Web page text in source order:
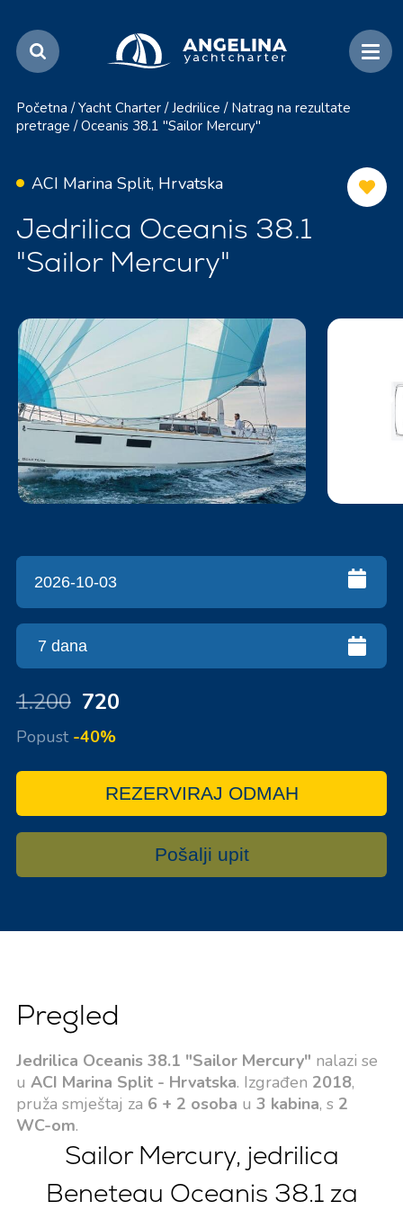
Početna / Yacht Charter / Jedrilice / Natrag na rezultate
pretrage / Oceanis 38.1 "Sailor Mercury"
ACI Marina Split, Hrvatska
Jedrilica Oceanis 38.1
"Sailor Mercury"
1.200 720
Popust -40%
REZERVIRAJ ODMAH
Pošalji upit
Pregled
Jedrilica Oceanis 38.1 "Sailor Mercury" nalazi se
u ACI Marina Split - Hrvatska. Izgrađen 2018,
pruža smještaj za 6 + 2 osoba u 3 kabina, s 2
WC-om.
Sailor Mercury, jedrilica
Beneteau Oceanis 38.1 za